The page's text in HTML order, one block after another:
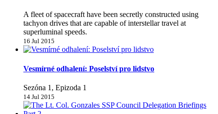
A fleet of spacecraft have been secretly constructed using
tachyon drives that are capable of interstellar travel at
superluminal speeds.
16 Jul 2015
Vesmírné odhalení: Poselství pro lidstvo
Sezóna 1, Epizoda 1
14 Jul 2015